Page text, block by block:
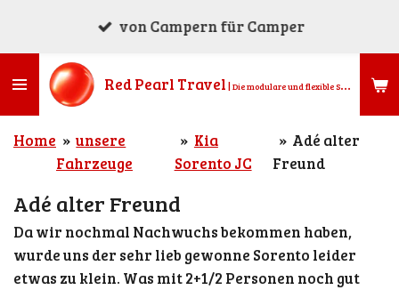
springen
Red Pearl Travel |Die modulare und flexible Stauraumlösung für alle (Micro)Camper, Kombis, Vans, Geländewagen, Busse, Transporter, Kastenwagen und Pickups.
von Campern für Camper
Home » unsere
Fahrzeuge
» Kia
Sorento JC
» Adé alter
Freund
Adé alter Freund
Da wir nochmal Nachwuchs bekommen haben,
wurde uns der sehr lieb gewonne Sorento leider
etwas zu klein. Was mit 2+1/2 Personen noch gut